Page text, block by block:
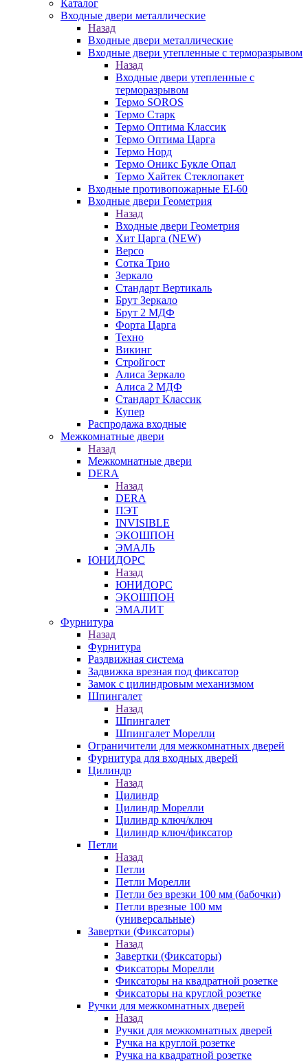
Каталог
Входные двери металлические
Назад
Входные двери металлические
Входные двери утепленные с терморазрывом
Назад
Входные двери утепленные с
терморазрывом
Термо SOROS
Термо Старк
Термо Оптима Классик
Термо Оптима Царга
Термо Норд
Термо Оникс Букле Опал
Термо Хайтек Стеклопакет
Входные противопожарные EI-60
Входные двери Геометрия
Назад
Входные двери Геометрия
Хит Царга (NEW)
Версо
Сотка Трио
Зеркало
Стандарт Вертикаль
Брут Зеркало
Брут 2 МДФ
Форта Царга
Техно
Викинг
Стройгост
Алиса Зеркало
Алиса 2 МДФ
Стандарт Классик
Купер
Распродажа входные
Межкомнатные двери
Назад
Межкомнатные двери
DERA
Назад
DERA
ПЭТ
INVISIBLE
ЭКОШПОН
ЭМАЛЬ
ЮНИДОРС
Назад
ЮНИДОРС
ЭКОШПОН
ЭМАЛИТ
Фурнитура
Назад
Фурнитура
Раздвижная система
Задвижка врезная под фиксатор
Замок с цилиндровым механизмом
Шпингалет
Назад
Шпингалет
Шпингалет Морелли
Ограничители для межкомнатных дверей
Фурнитура для входных дверей
Цилиндр
Назад
Цилиндр
Цилиндр Морелли
Цилиндр ключ/ключ
Цилиндр ключ/фиксатор
Петли
Назад
Петли
Петли Морелли
Петли без врезки 100 мм (бабочки)
Петли врезные 100 мм
(универсальные)
Завертки (Фиксаторы)
Назад
Завертки (Фиксаторы)
Фиксаторы Морелли
Фиксаторы на квадратной розетке
Фиксаторы на круглой розетке
Ручки для межкомнатных дверей
Назад
Ручки для межкомнатных дверей
Ручка на круглой розетке
Ручка на квадратной розетке